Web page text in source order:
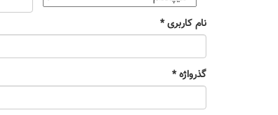
نام کاربری*
گذرواژه*